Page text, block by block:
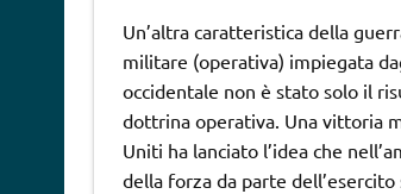
Un’altra caratteristica della
militare (operativa) impiegata
occidentale non è stato solo il
dottrina operativa. Una vittoria
Uniti ha lanciato l’idea che
della forza da parte